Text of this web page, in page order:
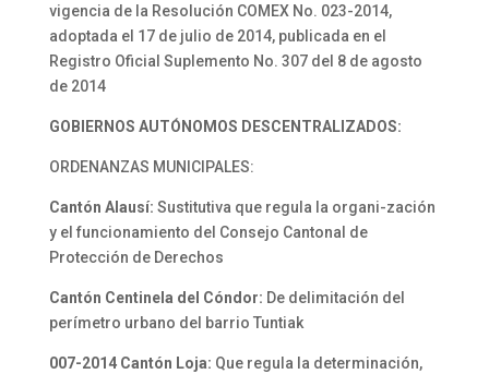
vigencia de la Resolución COMEX No. 023-2014,
adoptada el 17 de julio de 2014, publicada en el
Registro Oficial Suplemento No. 307 del 8 de agosto
de 2014
GOBIERNOS AUTÓNOMOS DESCENTRALIZADOS:
ORDENANZAS MUNICIPALES:
Cantón Alausí: Sustitutiva que regula la organi-zación
y el funcionamiento del Consejo Cantonal de
Protección de Derechos
Cantón Centinela del Cóndor: De delimitación del
perímetro urbano del barrio Tuntiak
007-2014 Cantón Loja: Que regula la determinación,